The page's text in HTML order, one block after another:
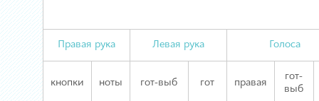
Правая рука Левая рука Голоса
кнопки ноты гот-выб гот правая
гот-
выб